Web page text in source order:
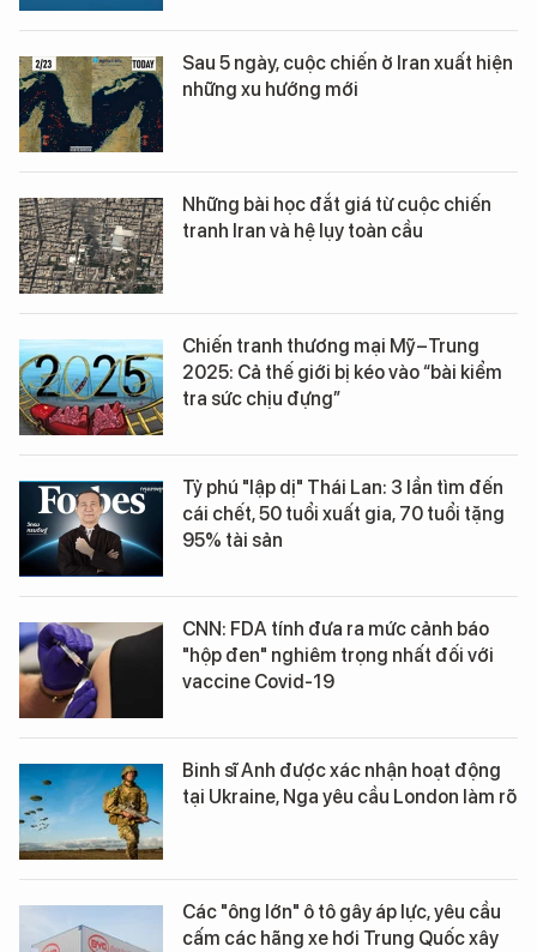
Sau 5 ngày, cuộc chiến ở Iran xuất hiện
những xu hướng mới
Những bài học đắt giá từ cuộc chiến
tranh Iran và hệ lụy toàn cầu
Chiến tranh thương mại Mỹ–Trung
2025: Cả thế giới bị kéo vào “bài kiểm
tra sức chịu đựng”
Tỷ phú "lập dị" Thái Lan: 3 lần tìm đến
cái chết, 50 tuổi xuất gia, 70 tuổi tặng
95% tài sản
CNN: FDA tính đưa ra mức cảnh báo
"hộp đen" nghiêm trọng nhất đối với
vaccine Covid-19
Binh sĩ Anh được xác nhận hoạt động
tại Ukraine, Nga yêu cầu London làm rõ
Các "ông lớn" ô tô gây áp lực, yêu cầu
cấm các hãng xe hơi Trung Quốc xây